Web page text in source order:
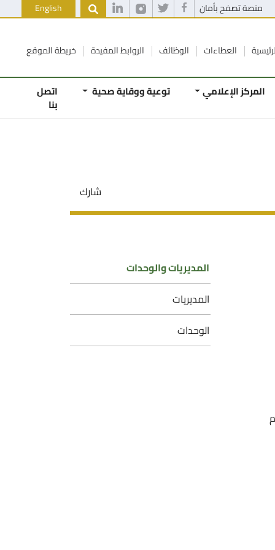
منصة تصفح بأمان English
العطاءات الوظائف الروابط المفيدة خريطة الموقع
المركز الإعلامي توعية ووقاية صحية اتصل
بنا
شارك
المديريات والوحدات
المديريات
الوحدات